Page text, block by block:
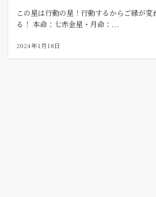
この星は行動の星！行動するからご縁が変
る！ 本命：七赤金星・月命：...
2024年1月18日